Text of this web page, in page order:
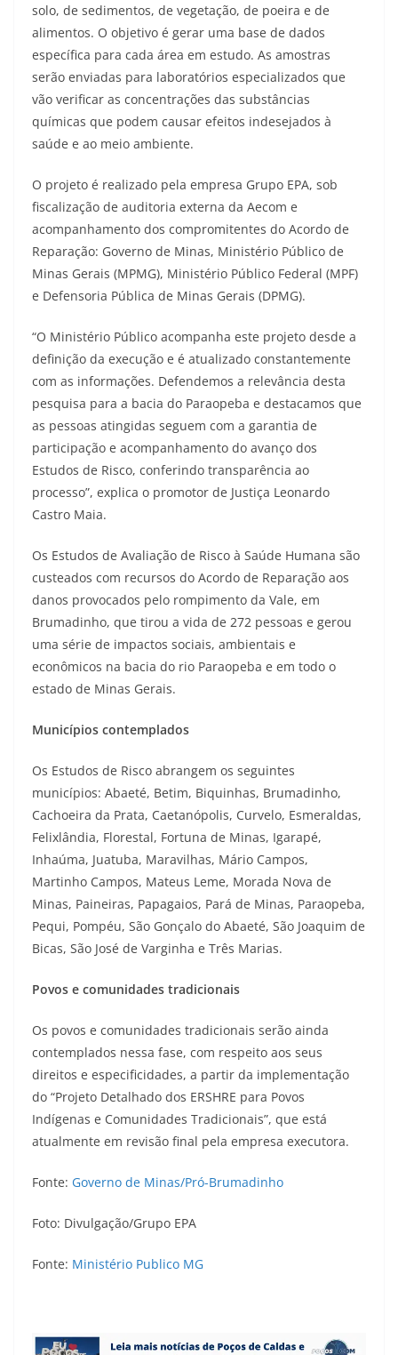
solo, de sedimentos, de vegetação, de poeira e de
alimentos. O objetivo é gerar uma base de dados
específica para cada área em estudo. As amostras
serão enviadas para laboratórios especializados que
vão verificar as concentrações das substâncias
químicas que podem causar efeitos indesejados à
saúde e ao meio ambiente.
O projeto é realizado pela empresa Grupo EPA, sob
fiscalização de auditoria externa da Aecom e
acompanhamento dos compromitentes do Acordo de
Reparação: Governo de Minas, Ministério Público de
Minas Gerais (MPMG), Ministério Público Federal (MPF)
e Defensoria Pública de Minas Gerais (DPMG).
“O Ministério Público acompanha este projeto desde a
definição da execução e é atualizado constantemente
com as informações. Defendemos a relevância desta
pesquisa para a bacia do Paraopeba e destacamos que
as pessoas atingidas seguem com a garantia de
participação e acompanhamento do avanço dos
Estudos de Risco, conferindo transparência ao
processo”, explica o promotor de Justiça Leonardo
Castro Maia.
Os Estudos de Avaliação de Risco à Saúde Humana são
custeados com recursos do Acordo de Reparação aos
danos provocados pelo rompimento da Vale, em
Brumadinho, que tirou a vida de 272 pessoas e gerou
uma série de impactos sociais, ambientais e
econômicos na bacia do rio Paraopeba e em todo o
estado de Minas Gerais.
Municípios contemplados
Os Estudos de Risco abrangem os seguintes
municípios: Abaeté, Betim, Biquinhas, Brumadinho,
Cachoeira da Prata, Caetanópolis, Curvelo, Esmeraldas,
Felixlândia, Florestal, Fortuna de Minas, Igarapé,
Inhaúma, Juatuba, Maravilhas, Mário Campos,
Martinho Campos, Mateus Leme, Morada Nova de
Minas, Paineiras, Papagaios, Pará de Minas, Paraopeba,
Pequi, Pompéu, São Gonçalo do Abaeté, São Joaquim de
Bicas, São José de Varginha e Três Marias.
Povos e comunidades tradicionais
Os povos e comunidades tradicionais serão ainda
contemplados nessa fase, com respeito aos seus
direitos e especificidades, a partir da implementação
do “Projeto Detalhado dos ERSHRE para Povos
Indígenas e Comunidades Tradicionais”, que está
atualmente em revisão final pela empresa executora.
Fonte: Governo de Minas/Pró-Brumadinho
Foto: Divulgação/Grupo EPA
Fonte: Ministério Publico MG